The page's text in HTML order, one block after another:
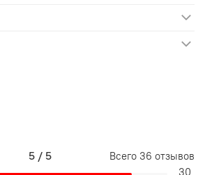
5 / 5 Всего 36 отзывов
30